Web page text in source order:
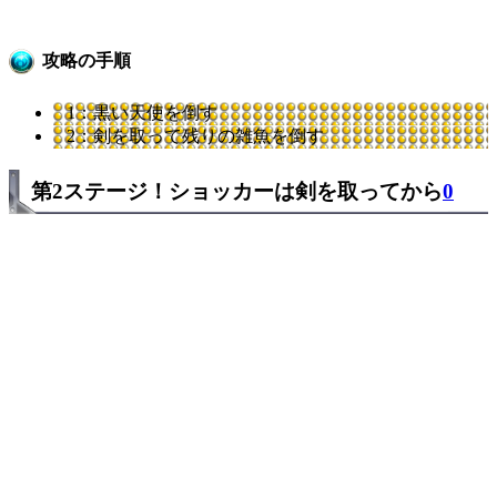
攻略の手順
1：黒い天使を倒す
2：剣を取って残りの雑魚を倒す
第2ステージ！ショッカーは剣を取ってから0